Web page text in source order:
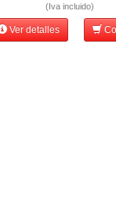
(Iva incluido)
Ver detalles